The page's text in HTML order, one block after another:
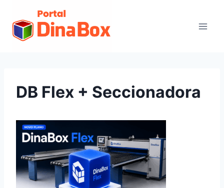
DB Flex + Seccionadora